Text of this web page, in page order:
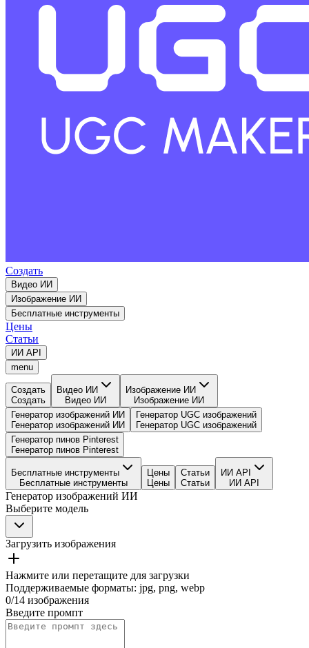
Создать
Видео ИИ
Изображение ИИ
Бесплатные инструменты
Цены
Статьи
ИИ API
menu
Создать
Создать
Видео ИИ
Видео ИИ
Изображение ИИ
Изображение ИИ
Генератор изображений ИИ
Генератор изображений ИИ
Генератор UGC изображений
Генератор UGC изображений
Генератор пинов Pinterest
Генератор пинов Pinterest
Бесплатные инструменты
Бесплатные инструменты
Цены
Цены
Статьи
Статьи
ИИ API
ИИ API
Генератор изображений ИИ
Выберите модель
Загрузить изображения
Нажмите или перетащите для загрузки
Поддерживаемые форматы: jpg, png, webp
0/14 изображения
Введите промпт